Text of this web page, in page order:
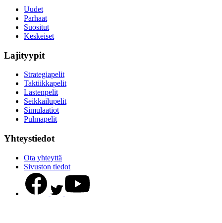
Uudet
Parhaat
Suositut
Keskeiset
Lajityypit
Strategiapelit
Taktiikkapelit
Lastenpelit
Seikkailupelit
Simulaatiot
Pulmapelit
Yhteystiedot
Ota yhteyttä
Sivuston tiedot